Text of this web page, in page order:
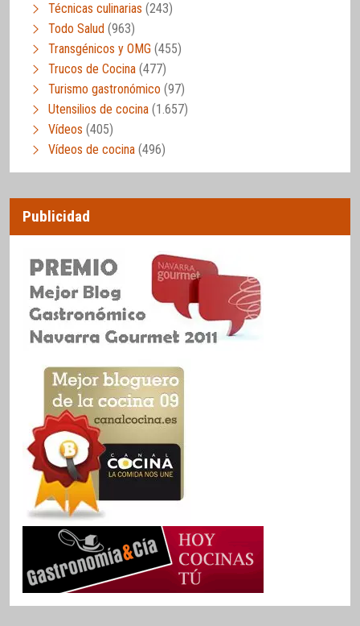
Técnicas culinarias (243)
Todo Salud (963)
Transgénicos y OMG (455)
Trucos de Cocina (477)
Turismo gastronómico (97)
Utensilios de cocina (1.657)
Vídeos (405)
Vídeos de cocina (496)
Publicidad